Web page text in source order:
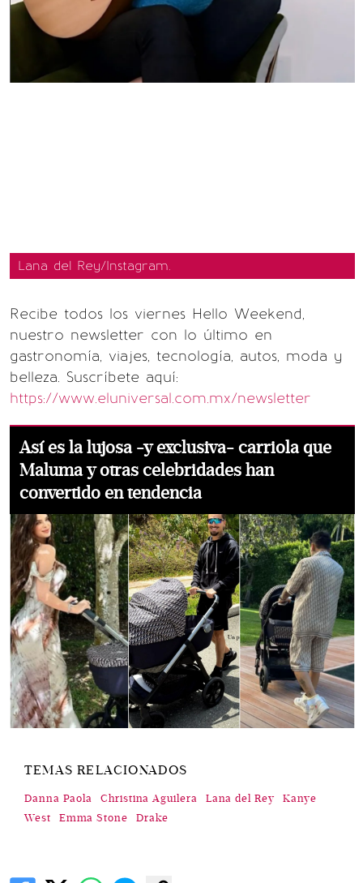
Lana del Rey/Instagram.
Recibe todos los viernes Hello Weekend,
nuestro newsletter con lo último en
gastronomía, viajes, tecnología, autos, moda y
belleza. Suscríbete aquí:
https://www.eluniversal.com.mx/newsletter
Así es la lujosa -y exclusiva- carriola que
Maluma y otras celebridades han
convertido en tendencia
TEMAS RELACIONADOS
Danna Paola Christina Aguilera Lana del Rey
Kanye
West
Emma Stone Drake